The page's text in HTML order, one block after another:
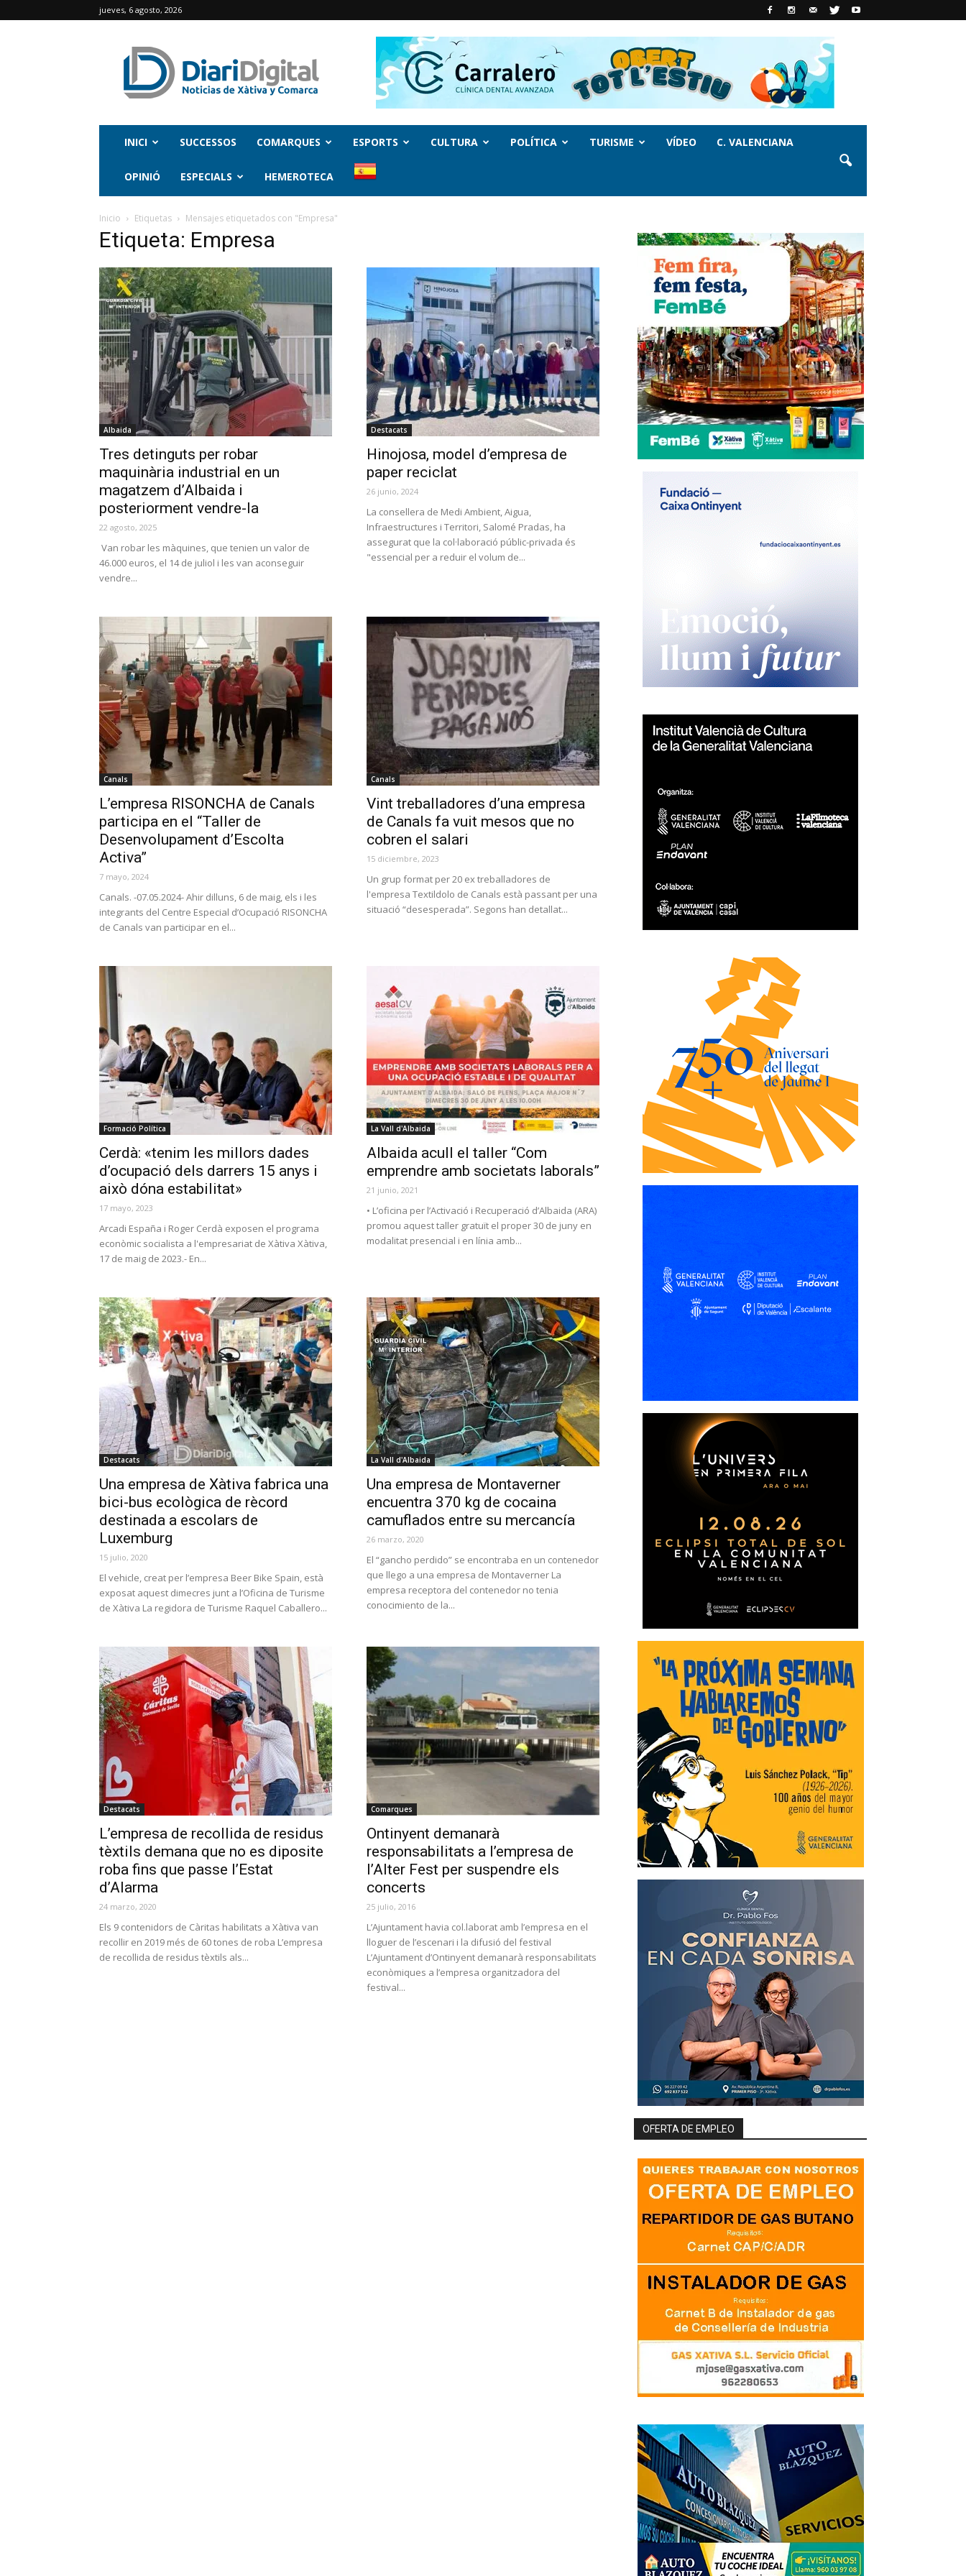
jueves, 6 agosto, 2026
INICI SUCCESSOS COMARQUES ESPORTS CULTURA POLÍTICA TURISME VÍDEO C. VALENCIANA
OPINIÓ ESPECIALS HEMEROTECA
Inicio Etiquetas Mensajes etiquetados con "Empresa"
Etiqueta: Empresa
Albaida
Tres detinguts per robar
maquinària industrial en un
magatzem d’Albaida i
posteriorment vendre-la
22 agosto, 2025
Van robar les màquines, que tenien un valor de
46.000 euros, el 14 de juliol i les van aconseguir
vendre...
Destacats
Hinojosa, model d’empresa de
paper reciclat
26 junio, 2024
La consellera de Medi Ambient, Aigua,
Infraestructures i Territori, Salomé Pradas, ha
assegurat que la col·laboració públic-privada és
"essencial per a reduir el volum de...
Canals
L’empresa RISONCHA de Canals
participa en el “Taller de
Desenvolupament d’Escolta
Activa”
7 mayo, 2024
Canals. -07.05.2024- Ahir dilluns, 6 de maig, els i les
integrants del Centre Especial d’Ocupació RISONCHA
de Canals van participar en el...
Canals
Vint treballadores d’una empresa
de Canals fa vuit mesos que no
cobren el salari
15 diciembre, 2023
Un grup format per 20 ex treballadores de
l'empresa Textildolo de Canals està passant per una
situació “desesperada”. Segons han detallat...
Formació Política
Cerdà: «tenim les millors dades
d’ocupació dels darrers 15 anys i
això dóna estabilitat»
17 mayo, 2023
Arcadi España i Roger Cerdà exposen el programa
econòmic socialista a l'empresariat de Xàtiva Xàtiva,
17 de maig de 2023.- En...
La Vall d'Albaida
Albaida acull el taller “Com
emprendre amb societats laborals”
21 junio, 2021
• L’oficina per l’Activació i Recuperació d’Albaida (ARA)
promou aquest taller gratuït el proper 30 de juny en
modalitat presencial i en línia amb...
Destacats
Una empresa de Xàtiva fabrica una
bici-bus ecològica de rècord
destinada a escolars de
Luxemburg
15 julio, 2020
El vehicle, creat per l’empresa Beer Bike Spain, està
exposat aquest dimecres junt a l’Oficina de Turisme
de Xàtiva La regidora de Turisme Raquel Caballero...
La Vall d'Albaida
Una empresa de Montaverner
encuentra 370 kg de cocaina
camuflados entre su mercancía
26 marzo, 2020
El “gancho perdido” se encontraba en un contenedor
que llego a una empresa de Montaverner La
empresa receptora del contenedor no tenia
conocimiento de la...
Destacats
L’empresa de recollida de residus
tèxtils demana que no es diposite
roba fins que passe l’Estat
d’Alarma
24 marzo, 2020
Els 9 contenidors de Càritas habilitats a Xàtiva van
recollir en 2019 més de 60 tones de roba L’empresa
de recollida de residus tèxtils als...
Comarques
Ontinyent demanarà
responsabilitats a l’empresa de
l’Alter Fest per suspendre els
concerts
25 julio, 2016
L’Ajuntament havia col.laborat amb l’empresa en el
lloguer de l’escenari i la difusió del festival
L’Ajuntament d’Ontinyent demanarà responsabilitats
econòmiques a l’empresa organitzadora del
festival...
OFERTA DE EMPLEO